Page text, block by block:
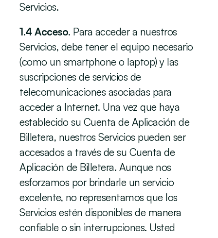
Servicios.
1.4 Acceso. Para acceder a nuestros
Servicios, debe tener el equipo necesario
(como un smartphone o laptop) y las
suscripciones de servicios de
telecomunicaciones asociadas para
acceder a Internet. Una vez que haya
establecido su Cuenta de Aplicación de
Billetera, nuestros Servicios pueden ser
accesados a través de su Cuenta de
Aplicación de Billetera. Aunque nos
esforzamos por brindarle un servicio
excelente, no representamos que los
Servicios estén disponibles de manera
confiable o sin interrupciones. Usted